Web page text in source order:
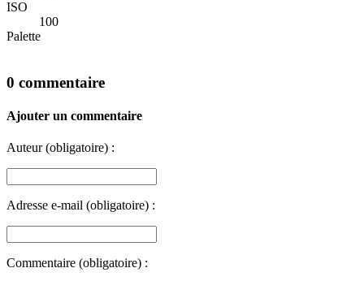
ISO
100
Palette
0 commentaire
Ajouter un commentaire
Auteur (obligatoire) :
Adresse e-mail (obligatoire) :
Commentaire (obligatoire) :